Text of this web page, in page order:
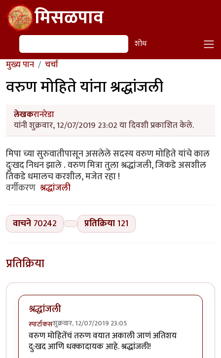
Skip to main contentमिसळपाव
शोध शोध
मुख्य पान चर्चा
वरुण मोहिते यांना श्रद्धांजली
लेखकरानरेडा
यांनी शुक्रवार, 12/07/2019 23:02 या दिवशी प्रकाशित केले.
मिपा च्या सुरुवातीपासून असलेले सदस्य वरुण मोहिते यांचे काल
दुःखद निधन झाले . वरुण मित्रा तुला श्रद्धांजली, जिकडे असशील
तिकडे धमालच करशील, मजेत रहा !
वर्गीकरण श्रद्धांजली
वाचने 70242 प्रतिक्रिया121
प्रतिक्रिया
श्रद्धांजली
स्पार्टाकसशुक्रवार, 12/07/2019 23:05
वरुण मोहितेंचं तरुण वयात अकाली जाणं अतिशय
दु:खद आणि धक्कादायक आहे. श्रद्धांजली!